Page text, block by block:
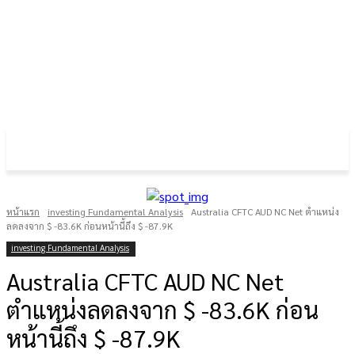
หน้าแรก investing Fundamental Analysis
Australia CFTC AUD NC Net ตำแหน่ง
ลดลงจาก $ -83.6K ก่อนหน้านี้ถึง $ -87.9K
investing Fundamental Analysis
Australia CFTC AUD NC Net
ตำแหน่งลดลงจาก $ -83.6K ก่อน
หน้านี้ถึง $ -87.9K